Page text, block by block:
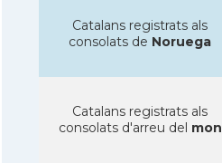
Catalans registrats als
consolats de Noruega
Catalans registrats als
consolats d'arreu del mon